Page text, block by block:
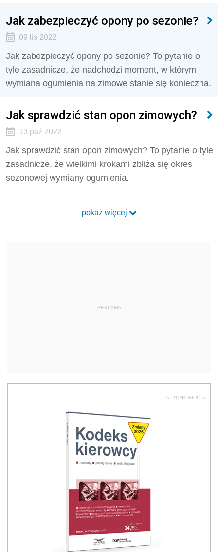
Jak zabezpieczyć opony po sezonie?
09 lis 2022
Jak zabezpieczyć opony po sezonie? To pytanie o
tyle zasadnicze, że nadchodzi moment, w którym
wymiana ogumienia na zimowe stanie się konieczna.
Jak sprawdzić stan opon zimowych?
13 paź 2022
Jak sprawdzić stan opon zimowych? To pytanie o tyle
zasadnicze, że wielkimi krokami zbliża się okres
sezonowej wymiany ogumienia.
pokaż więcej
REKLAMA
AUTOPROMOCJA